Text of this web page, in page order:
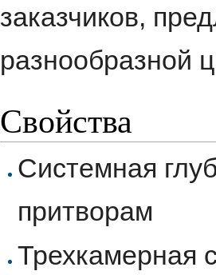
заказчиков,
разнообразной
Свойства
Системная
притворам
Трехкамерная